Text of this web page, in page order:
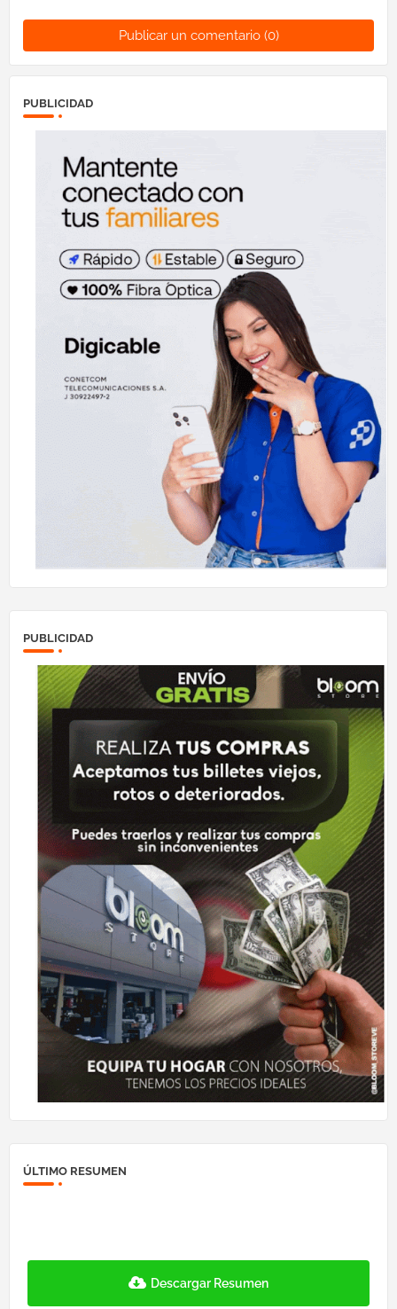
Publicar un comentario (0)
PUBLICIDAD
PUBLICIDAD
ÚLTIMO RESUMEN
Descargar Resumen